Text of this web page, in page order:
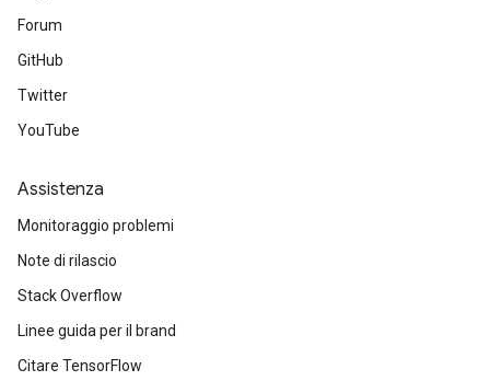
Forum
GitHub
Twitter
YouTube
Assistenza
Monitoraggio problemi
Note di rilascio
Stack Overflow
Linee guida per il brand
Citare TensorFlow